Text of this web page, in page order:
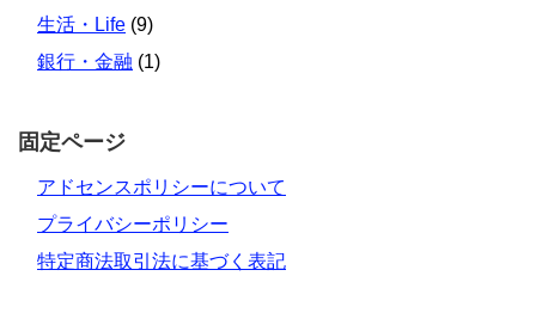
生活・Life (9)
銀行・金融 (1)
固定ページ
アドセンスポリシーについて
プライバシーポリシー
特定商法取引法に基づく表記